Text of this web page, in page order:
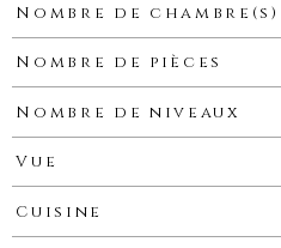
Nombre de chambre(s)
Nombre de pièces
Nombre de niveaux
Vue
Cuisine